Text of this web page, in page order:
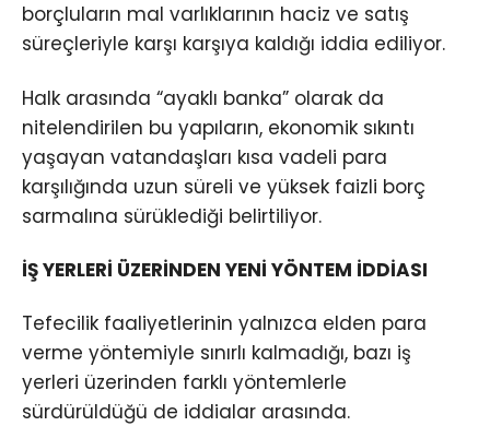
borçluların mal varlıklarının haciz ve satış
süreçleriyle karşı karşıya kaldığı iddia ediliyor.
Halk arasında “ayaklı banka” olarak da
nitelendirilen bu yapıların, ekonomik sıkıntı
yaşayan vatandaşları kısa vadeli para
karşılığında uzun süreli ve yüksek faizli borç
sarmalına sürüklediği belirtiliyor.
İŞ YERLERİ ÜZERİNDEN YENİ YÖNTEM İDDİASI
Tefecilik faaliyetlerinin yalnızca elden para
verme yöntemiyle sınırlı kalmadığı, bazı iş
yerleri üzerinden farklı yöntemlerle
sürdürüldüğü de iddialar arasında.